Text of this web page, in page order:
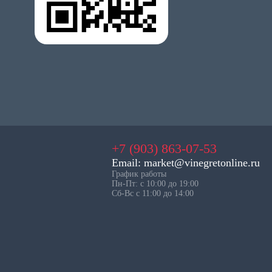
+7 (903) 863-07-53
Email: market@vinegretonline.ru
График работы
Пн-Пт: с 10:00 до 19:00
Сб-Вс с 11:00 до 14:00